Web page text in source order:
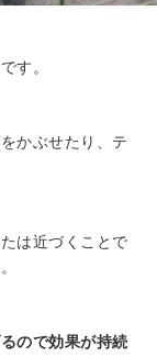
す。
かぶせたり、テ
は近づくことで
ので効果が持続